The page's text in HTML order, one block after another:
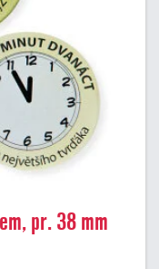
pr. 38 mm